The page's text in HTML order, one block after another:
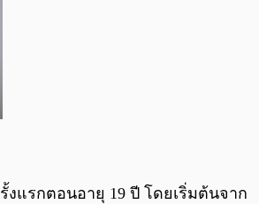
งแรกตอนอายุ 19 ปี โดยเริ่มต้นจาก